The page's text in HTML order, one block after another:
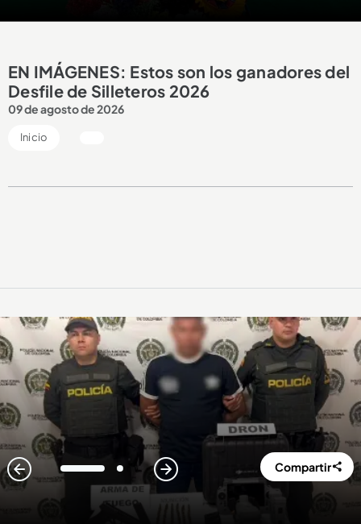
EN IMÁGENES: Estos son los ganadores del
Desfile de Silleteros 2026
09 de agosto de 2026
Inicio
1 2 Compartir